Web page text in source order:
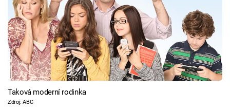
Taková moderní rodinka
Zdroj: ABC